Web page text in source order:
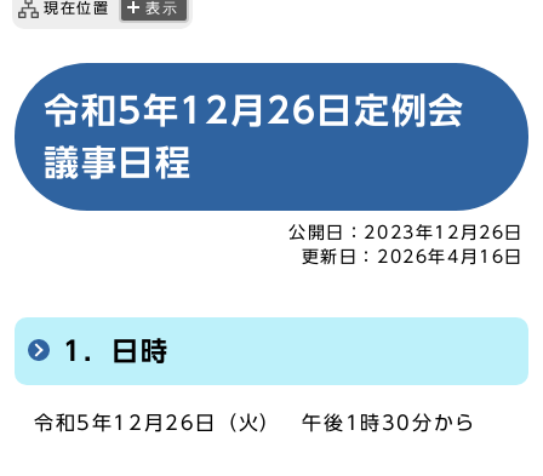
現在位置 表示
令和5年12月26日定例会
議事日程
公開日： 2023年12月26日
更新日： 2026年4月16日
1．日時
令和5年12月26日（火） 午後1時30分から